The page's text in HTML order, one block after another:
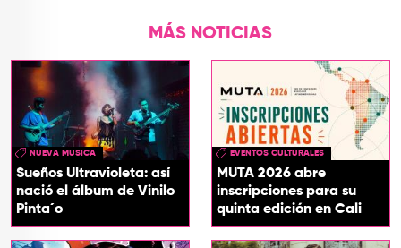
MÁS NOTICIAS
NUEVA MUSICA
Sueños Ultravioleta: así
nació el álbum de Vinilo
Pinta´o
EVENTOS CULTURALES
MUTA 2026 abre
inscripciones para su
quinta edición en Cali